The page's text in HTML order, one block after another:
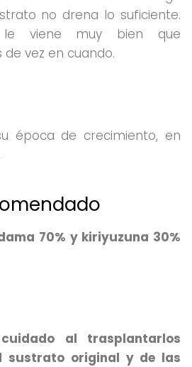
no drena lo suficiente.
le viene muy bien que
vez en cuando.
época de crecimiento, en
70% y kiriyuzuna 30%
cuidado al trasplantarlos
sustrato original y de las